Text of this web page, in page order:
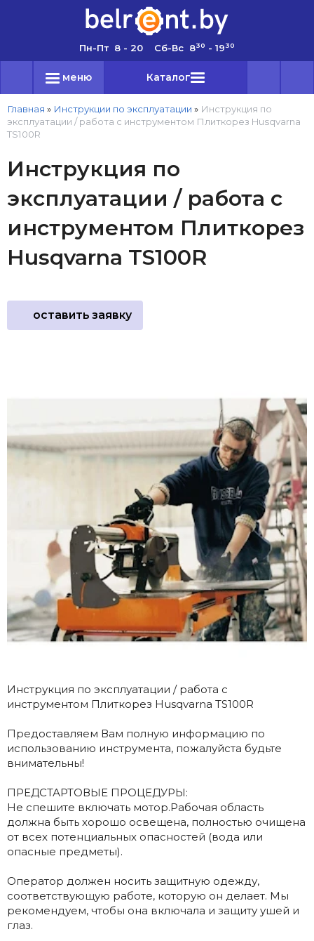
Пн-Пт 8 - 20 Сб-Вс 830 - 1930
меню Каталог
Главная » Инструкции по эксплуатации » Инструкция по
эксплуатации / работа с инструментом Плиткорез Husqvarna
TS100R
Инструкция по
эксплуатации / работа с
инструментом Плиткорез
Husqvarna TS100R
оставить заявку
Инструкция по эксплуатации / работа с
инструментом Плиткорез Husqvarna TS100R
Предоставляем Вам полную информацию по
использованию инструмента, пожалуйста будьте
внимательны!
ПРЕДСТАРТОВЫЕ ПРОЦЕДУРЫ:
Не спешите включать мотор.Рабочая область
должна быть хорошо освещена, полностью очищена
от всех потенциальных опасностей (вода или
опасные предметы).
Оператор должен носить защитную одежду,
соответствующую работе, которую он делает. Мы
рекомендуем, чтобы она включала и защиту ушей и
глаз.